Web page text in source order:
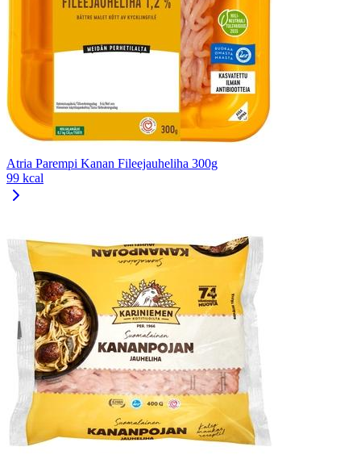
Atria Parempi Kanan Fileejauheliha 300g
99 kcal